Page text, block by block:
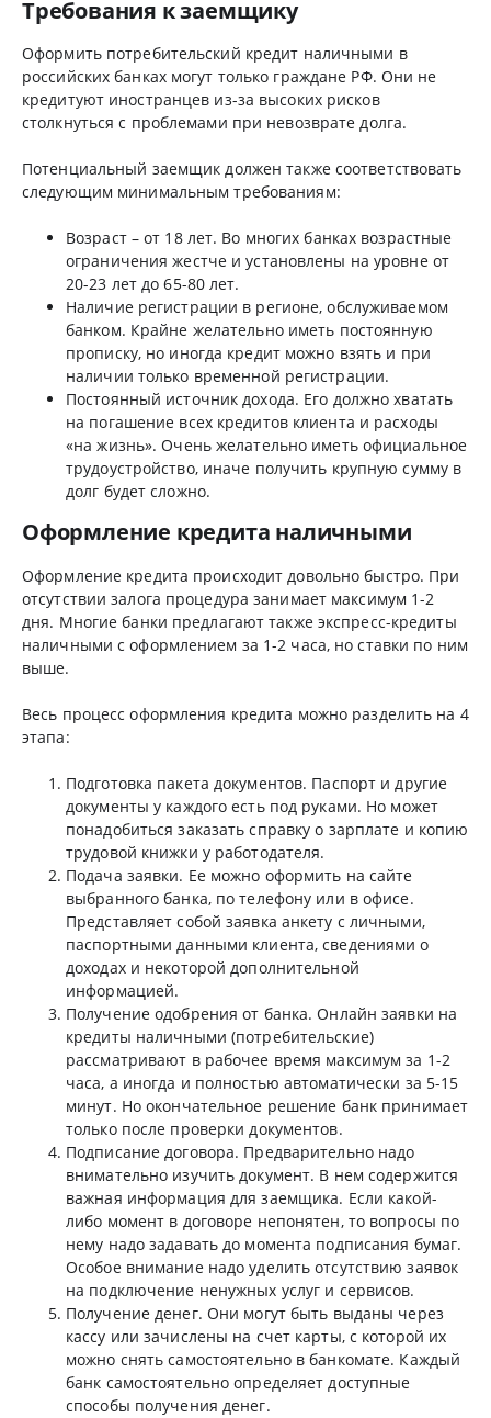
Требования к заемщику
Оформить потребительский кредит наличными в
российских банках могут только граждане РФ. Они не
кредитуют иностранцев из-за высоких рисков
столкнуться с проблемами при невозврате долга.
Потенциальный заемщик должен также соответствовать
следующим минимальным требованиям:
Возраст – от 18 лет. Во многих банках возрастные
ограничения жестче и установлены на уровне от
20-23 лет до 65-80 лет.
Наличие регистрации в регионе, обслуживаемом
банком. Крайне желательно иметь постоянную
прописку, но иногда кредит можно взять и при
наличии только временной регистрации.
Постоянный источник дохода. Его должно хватать
на погашение всех кредитов клиента и расходы
«на жизнь». Очень желательно иметь официальное
трудоустройство, иначе получить крупную сумму в
долг будет сложно.
Оформление кредита наличными
Оформление кредита происходит довольно быстро. При
отсутствии залога процедура занимает максимум 1-2
дня. Многие банки предлагают также экспресс-кредиты
наличными с оформлением за 1-2 часа, но ставки по ним
выше.
Весь процесс оформления кредита можно разделить на 4
этапа:
Подготовка пакета документов. Паспорт и другие
документы у каждого есть под руками. Но может
понадобиться заказать справку о зарплате и копию
трудовой книжки у работодателя.
Подача заявки. Ее можно оформить на сайте
выбранного банка, по телефону или в офисе.
Представляет собой заявка анкету с личными,
паспортными данными клиента, сведениями о
доходах и некоторой дополнительной
информацией.
Получение одобрения от банка. Онлайн заявки на
кредиты наличными (потребительские)
рассматривают в рабочее время максимум за 1-2
часа, а иногда и полностью автоматически за 5-15
минут. Но окончательное решение банк принимает
только после проверки документов.
Подписание договора. Предварительно надо
внимательно изучить документ. В нем содержится
важная информация для заемщика. Если какой-
либо момент в договоре непонятен, то вопросы по
нему надо задавать до момента подписания бумаг.
Особое внимание надо уделить отсутствию заявок
на подключение ненужных услуг и сервисов.
Получение денег. Они могут быть выданы через
кассу или зачислены на счет карты, с которой их
можно снять самостоятельно в банкомате. Каждый
банк самостоятельно определяет доступные
способы получения денег.